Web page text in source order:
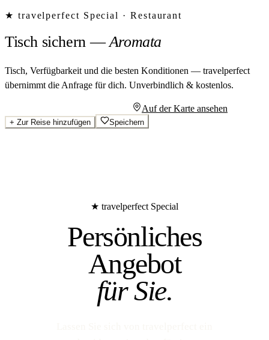
★ travelperfect Special · Restaurant
Tisch sichern—Aromata
Tisch, Verfügbarkeit und die besten Konditionen — travelperfect
übernimmt die Anfrage für dich. Unverbindlich & kostenlos.
Auf der Karte ansehen
+ Zur Reise hinzufügen Speichern
★ travelperfect Special
Persönliches
Angebot
für Sie.